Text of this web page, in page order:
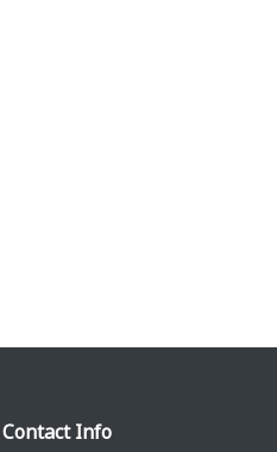
Contact Info